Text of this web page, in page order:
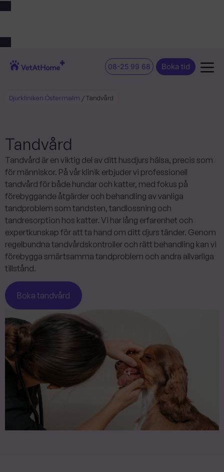
08-25 99 68 Boka tid
Djurkliniken Östermalm /Tandvård
Tandvård
Tandvård är en viktig del av ditt husdjurs hälsa, precis som
för människor. På vår klinik erbjuder vi professionell
tandvård för både hundar och katter, med fokus på
förebyggande åtgärder och behandling av vanliga
tandproblem som tandsten, tandlossning och
tandresorption hos katter. Vi har lång erfarenhet och
expertkunskap för att ta hand om ditt djurs tänder. Genom
regelbundna tandvårdskontroller och rätt behandling kan vi
förebygga smärtsamma tandproblem och andra allvarliga
tillstånd.
Boka tandvård